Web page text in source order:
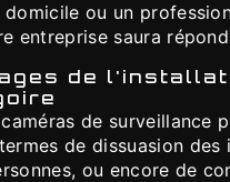
ou un
entreprise saura
de
de surveillance
de dissuasion
ou encore de